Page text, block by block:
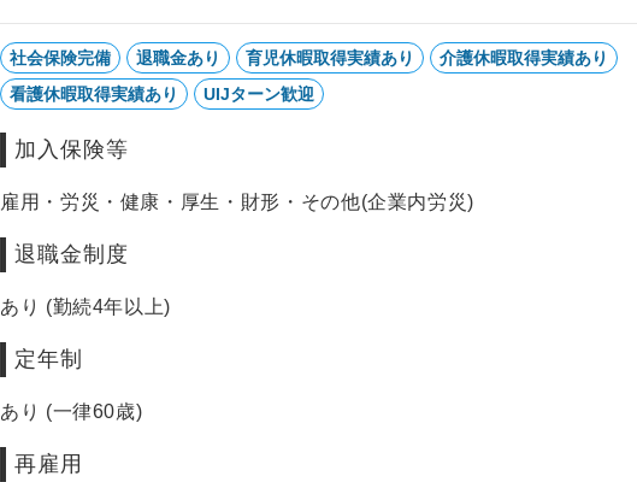
社会保険完備 退職金あり 育児休暇取得実績あり
介護休暇取得実績あり
看護休暇取得実績あり
UIJターン歓迎
加入保険等
雇用・労災・健康・厚生・財形・その他(企業内労災)
退職金制度
あり (勤続4年以上)
定年制
あり (一律60歳)
再雇用